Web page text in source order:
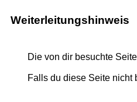
Weiterleitungshinweis
Die von dir besuchte
Falls du diese Seite nicht